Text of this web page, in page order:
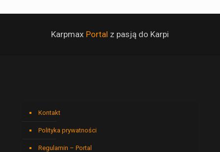
Karpmax Portal z pasją do Karpi
Kontakt
Polityka prywatności
Regulamin – Portal